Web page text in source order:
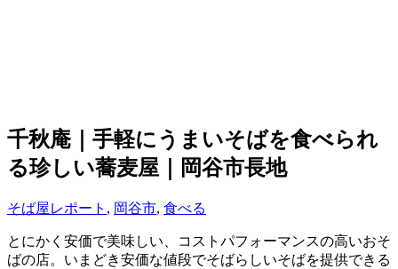
千秋庵｜手軽にうまいそばを食べられ
る珍しい蕎麦屋｜岡谷市長地
そば屋レポート , 岡谷市, 食べる
とにかく安価で美味しい、コストパフォーマンスの高いおそ
ばの店。いまどき安価な値段でそばらしいそばを提供できる